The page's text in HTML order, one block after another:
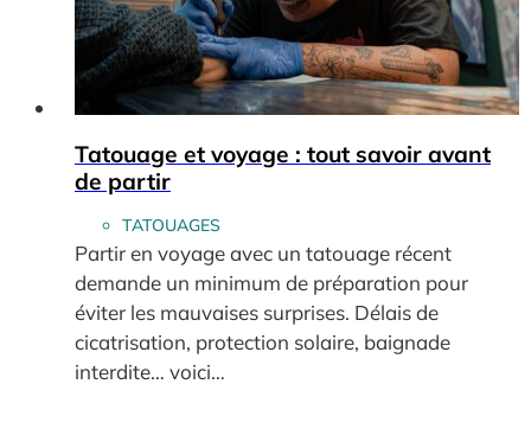
Tatouage et voyage : tout savoir avant
de partir
TATOUAGES
Partir en voyage avec un tatouage récent
demande un minimum de préparation pour
éviter les mauvaises surprises. Délais de
cicatrisation, protection solaire, baignade
interdite… voici…